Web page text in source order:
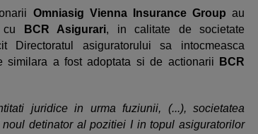
Omniasig Vienna Insurance Group au
cu
BCR Asigurari, in calitate de societate
Directoratul asiguratorului sa intocmeasca
similara a fost adoptata si de actionarii BCR
juridice in urma fuziunii, (...), societatea
detinator al pozitiei I in topul asiguratorilor